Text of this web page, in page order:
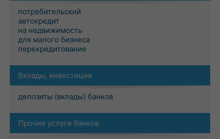
потребительский
автокредит
на недвижимость
для малого бизнеса
перекредитование
Вклады, инвестиции
депозиты (вклады) банков
Прочие услуги банков